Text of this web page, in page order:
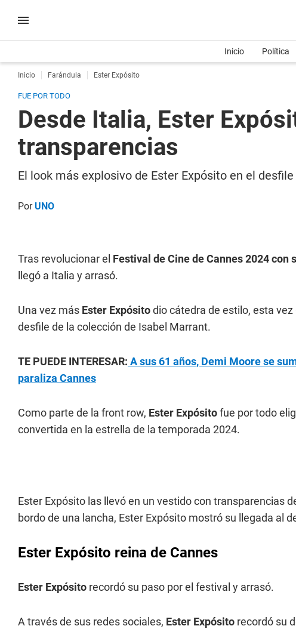
Inicio Política
Inicio Farándula Ester Expósito
FUE POR TODO
Desde Italia, Ester
transparencias
El look más explosivo de Ester Expósito en el
PorUNO
Tras revolucionar el Festival de Cine de Cannes 2024
llegó a Italia y arrasó.
Una vez más Ester Expósitodio cátedra de estilo, esta
desfile de la colección de Isabel Marrant.
TE PUEDE INTERESAR: A sus 61 años, Demi Moore se
paraliza Cannes
Como parte de la front row, Ester Expósitofue por todo
convertida en la estrella de la temporada 2024.
Ester Expósito las llevó en un vestido con transparencias
bordo de una lancha, Ester Expósito mostró su llegada al
Ester Expósito reina de Cannes
Ester Expósito recordó su paso por el festival y arrasó.
A través de sus redes sociales, Ester Expósito recordó su